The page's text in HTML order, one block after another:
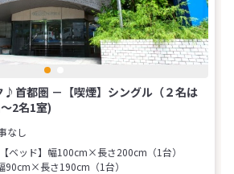
首都圏 －【喫煙】シングル（２名は
2名1室)
なし
【ベッド】幅100cm×長さ200cm（1台）
90cm×長さ190cm（1台）